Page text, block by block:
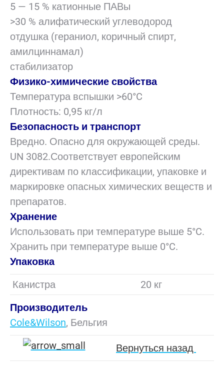
5 — 15 % катионные ПАВы
>30 % алифатический углеводород
отдушка (гераниол, коричный спирт,
амилциннамал)
стабилизатор
Физико-химические свойства
Температура вспышки >60°C
Плотность: 0,95 кг/л
Безопасность и транспорт
Вредно. Опасно для окружающей среды.
UN 3082.Соответствует европейским
директивам по классификации, упаковке и
маркировке опасных химических веществ и
препаратов.
Хранение
Использовать при температуре выше 5°C.
Хранить при температуре выше 0°C.
Упаковка
Канистра
20 кг
Производитель
Cole&Wilson, Бельгия
Вернуться назад